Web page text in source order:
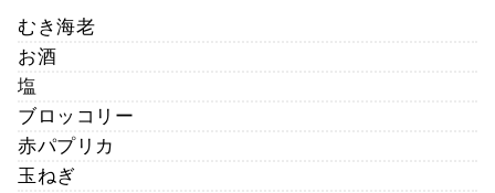
むき海老
お酒
塩
ブロッコリー
赤パプリカ
玉ねぎ